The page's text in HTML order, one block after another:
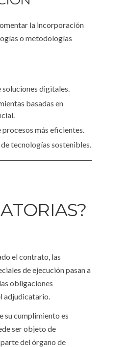
la incorporación
o metodologías
digitales.
basadas en
más eficientes.
tecnologías sostenibles.
el contrato, las
de ejecución pasan a
obligaciones
adjudicatario.
su cumplimiento es
ser objeto de
del órgano de